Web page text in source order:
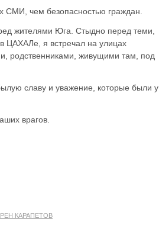
чем безопасностью граждан.
жителями Юга. Стыдно перед теми,
ЦАХАЛе, я встречал на улицах
родственниками, живущими там, под
славу и уважение, которые были у
врагов.
КАРАПЕТОВ